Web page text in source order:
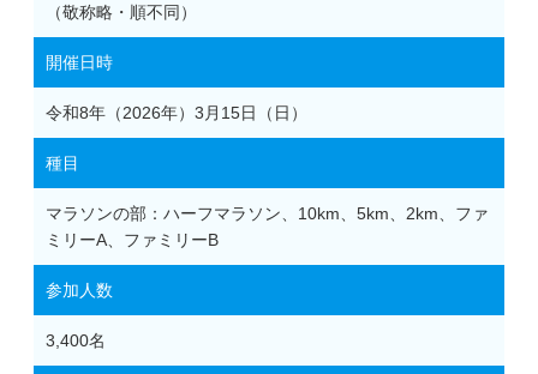
（敬称略・順不同）
開催日時
令和8年（2026年）3月15日（日）
種目
マラソンの部：ハーフマラソン、10km、5km、2km、ファ
ミリーA、ファミリーB
参加人数
3,400名